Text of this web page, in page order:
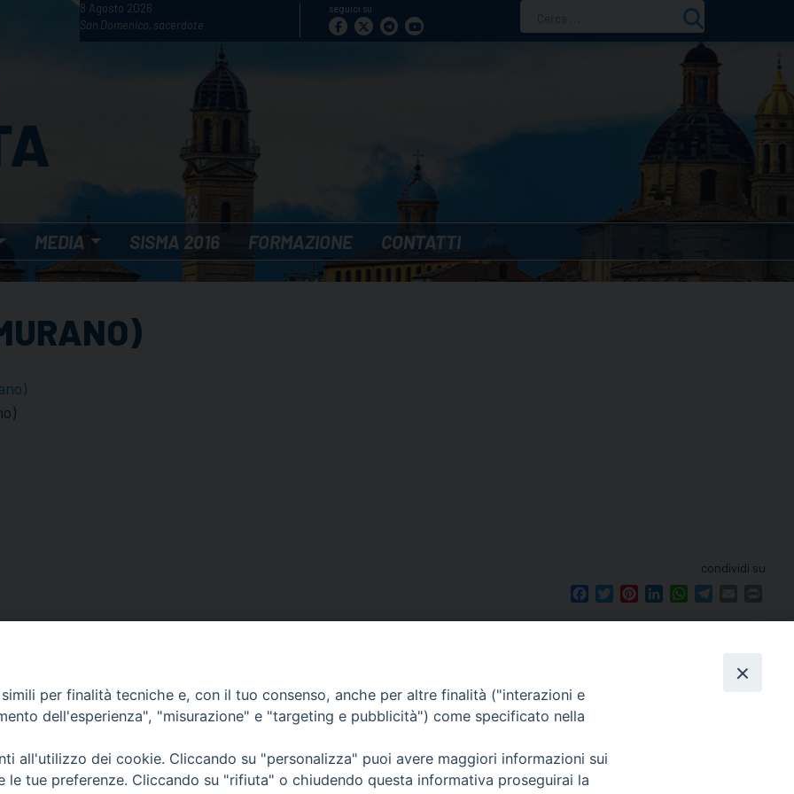
8 Agosto 2026
San Domenico, sacerdote
seguici su
per:
MEDIA SISMA 2016 FORMAZIONE CONTATTI
condividi su
FacebookTwitterPinterestLinkedInWhatsApp
– Macerata (MC)
Orari di apertura
Dal lunedì al sabato dalle 9.30 alle 12.00.
Il pomeriggio solo su appuntamento.
seguici su
Ricerca
per finalità tecniche e, con il tuo consenso, anche per altre finalità ("interazioni e
dell'esperienza", "misurazione" e "targeting e pubblicità") come specificato nella
all'utilizzo dei cookie. Cliccando su "personalizza" puoi avere maggiori informazioni sui
le tue preferenze. Cliccando su "rifiuta" o chiudendo questa informativa proseguirai la